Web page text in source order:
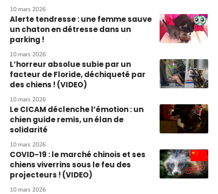
10 mars 2026
Alerte tendresse : une femme sauve
un chaton en détresse dans un
parking !
10 mars 2026
L’horreur absolue subie par un
facteur de Floride, déchiqueté par
des chiens ! (VIDEO)
10 mars 2026
Le CICAM déclenche l’émotion : un
chien guide remis, un élan de
solidarité
10 mars 2026
COVID-19 : le marché chinois et ses
chiens viverrins sous le feu des
projecteurs ! (VIDEO)
10 mars 2026